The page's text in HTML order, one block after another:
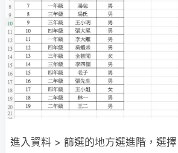
進入資料 > 篩選的地方選進階，選